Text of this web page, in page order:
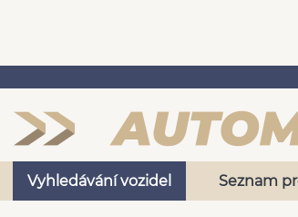
Vyhledávání vozidel Seznam